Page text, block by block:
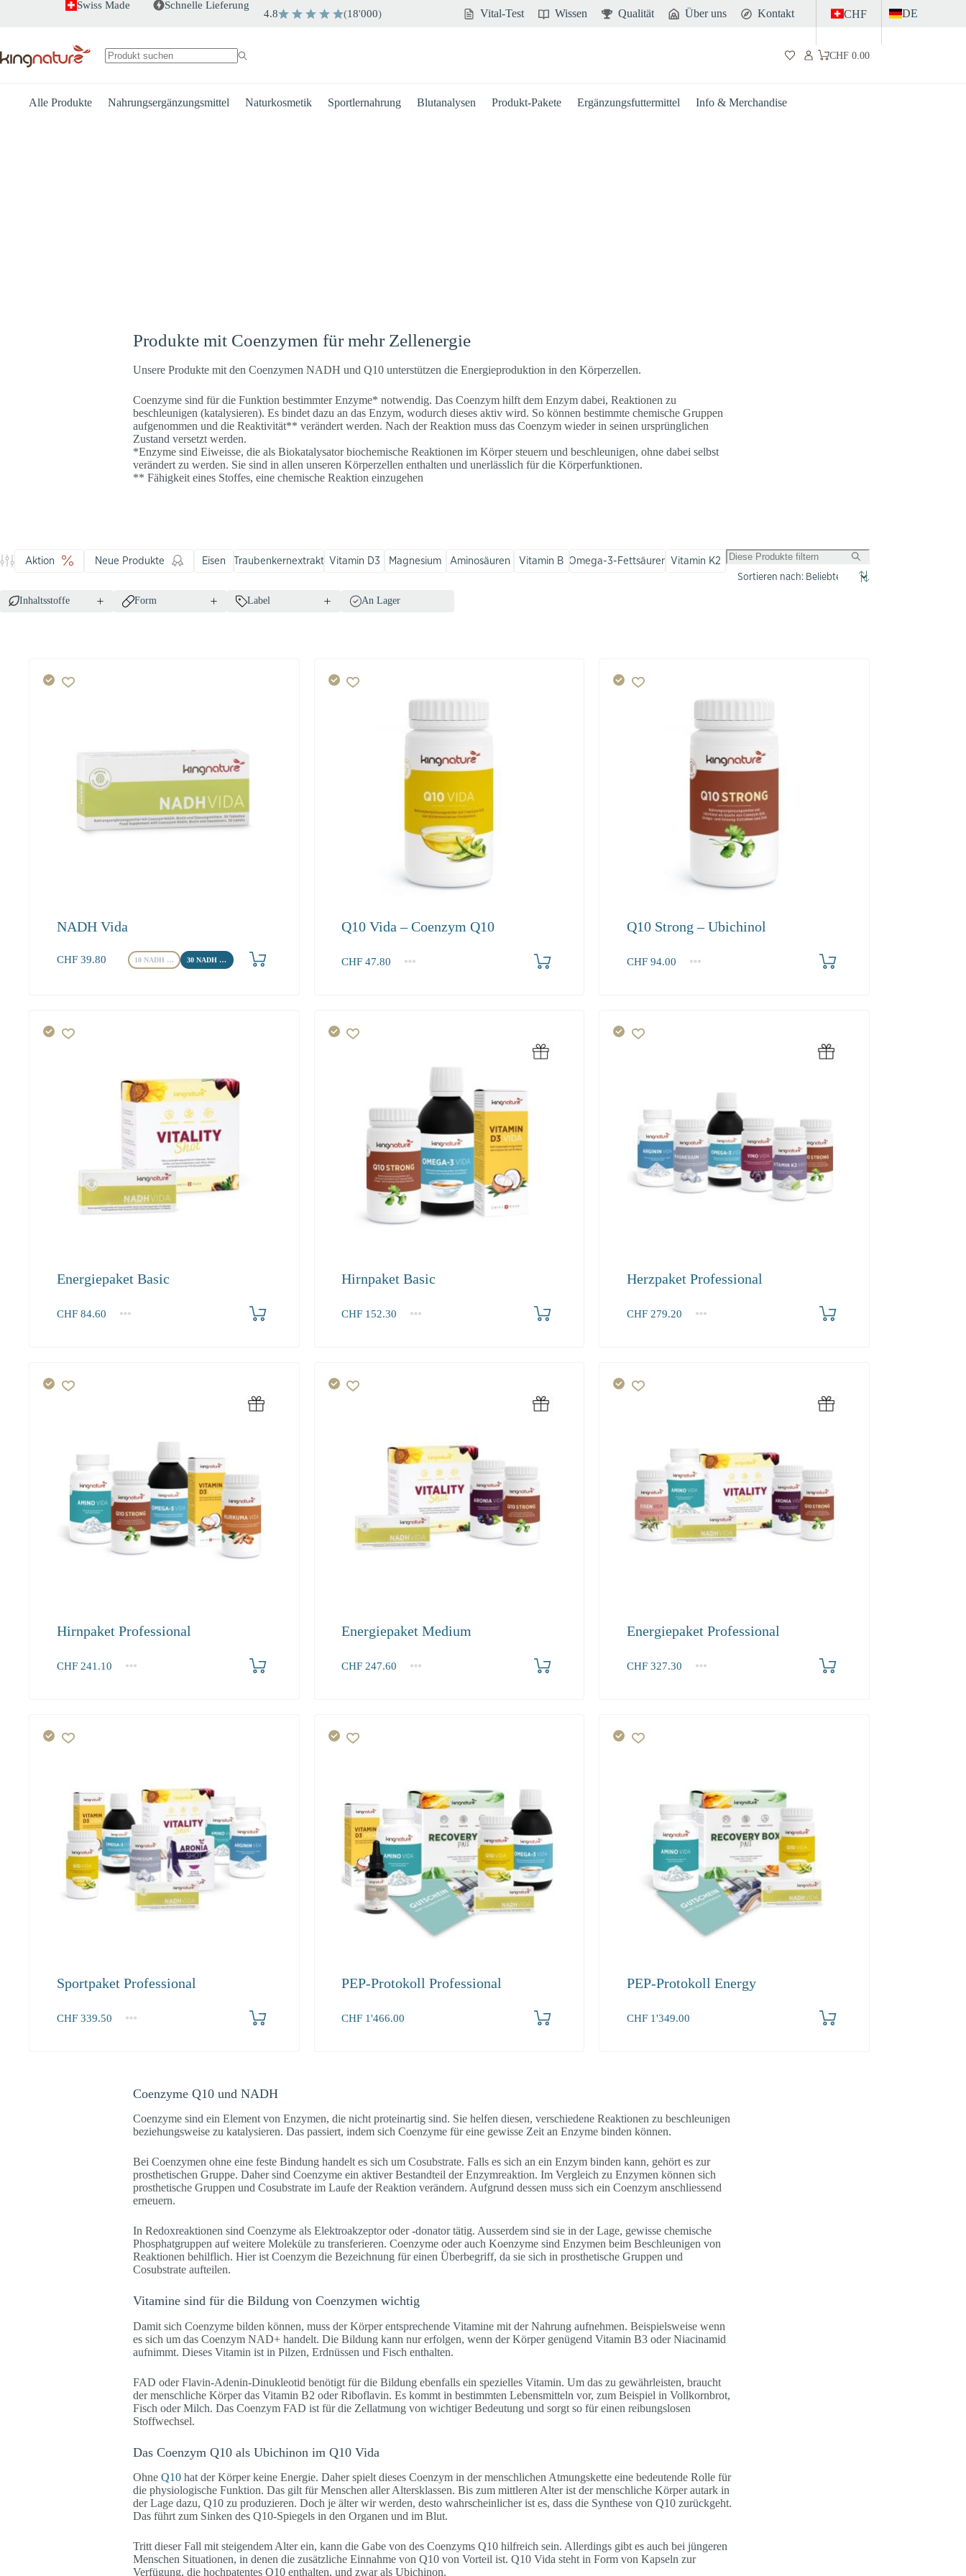
Swiss Made Schnelle Lieferung
4.8 (18'000) Vital-Test Wissen Qualität Über uns Kontakt CHF DE
Warenkorb
CHF0.00
Alle Produkte Nahrungsergänzungsmittel Naturkosmetik Sportlernahrung Blutanalysen Produkt-Pakete Ergänzungsfuttermittel Info & Merchandise
Produkte mit Coenzymen für mehr Zellenergie
Unsere Produkte mit den Coenzymen NADH und Q10 unterstützen die Energieproduktion in den Körperzellen.
Coenzyme sind für die Funktion bestimmter Enzyme* notwendig. Das Coenzym hilft dem Enzym dabei, Reaktionen zu
beschleunigen (katalysieren). Es bindet dazu an das Enzym, wodurch dieses aktiv wird. So können bestimmte chemische Gruppen
aufgenommen und die Reaktivität** verändert werden. Nach der Reaktion muss das Coenzym wieder in seinen ursprünglichen
Zustand versetzt werden.
*Enzyme sind Eiweisse, die als Biokatalysator biochemische Reaktionen im Körper steuern und beschleunigen, ohne dabei selbst
verändert zu werden. Sie sind in allen unseren Körperzellen enthalten und unerlässlich für die Körperfunktionen.
** Fähigkeit eines Stoffes, eine chemische Reaktion einzugehen
Aktion Neue Produkte Eisen Traubenkernextrakt Vitamin D3 Magnesium Aminosäuren Vitamin B Omega-3-Fettsäuren Vitamin K2
Inhaltsstoffe Form Label An Lager
NADH Vida
CHF39.80 10 NADH Tabletten 30 NADH Tabletten
Q10 Vida – Coenzym Q10
CHF 47.80
1 2-3
Produkt bestellen
Q10 Strong – Ubichinol
CHF94.00
1 2-3
Energiepaket Basic
CHF84.60
1+
Hirnpaket Basic
CHF 152.30
1+
Herzpaket Professional
CHF279.20
1+
Hirnpaket Professional
CHF241.10
1+
Energiepaket Medium
CHF 247.60
1+
Energiepaket Professional
CHF327.30
1+
Sportpaket Professional
CHF339.50
1+
PEP-Protokoll Professional
CHF 1'466.00
PEP-Protokoll Energy
CHF1'349.00
Coenzyme Q10 und NADH
Coenzyme sind ein Element von Enzymen, die nicht proteinartig sind. Sie helfen diesen, verschiedene Reaktionen zu beschleunigen
beziehungsweise zu katalysieren. Das passiert, indem sich Coenzyme für eine gewisse Zeit an Enzyme binden können.
Bei Coenzymen ohne eine feste Bindung handelt es sich um Cosubstrate. Falls es sich an ein Enzym binden kann, gehört es zur
prosthetischen Gruppe. Daher sind Coenzyme ein aktiver Bestandteil der Enzymreaktion. Im Vergleich zu Enzymen können sich
prosthetische Gruppen und Cosubstrate im Laufe der Reaktion verändern. Aufgrund dessen muss sich ein Coenzym anschliessend
erneuern.
In Redoxreaktionen sind Coenzyme als Elektroakzeptor oder -donator tätig. Ausserdem sind sie in der Lage, gewisse chemische
Phosphatgruppen auf weitere Moleküle zu transferieren. Coenzyme oder auch Koenzyme sind Enzymen beim Beschleunigen von
Reaktionen behilflich. Hier ist Coenzym die Bezeichnung für einen Überbegriff, da sie sich in prosthetische Gruppen und
Cosubstrate aufteilen.
Vitamine sind für die Bildung von Coenzymen wichtig
Damit sich Coenzyme bilden können, muss der Körper entsprechende Vitamine mit der Nahrung aufnehmen. Beispielsweise wenn
es sich um das Coenzym NAD+ handelt. Die Bildung kann nur erfolgen, wenn der Körper genügend Vitamin B3 oder Niacinamid
aufnimmt. Dieses Vitamin ist in Pilzen, Erdnüssen und Fisch enthalten.
FAD oder Flavin-Adenin-Dinukleotid benötigt für die Bildung ebenfalls ein spezielles Vitamin. Um das zu gewährleisten, braucht
der menschliche Körper das Vitamin B2 oder Riboflavin. Es kommt in bestimmten Lebensmitteln vor, zum Beispiel in Vollkornbrot,
Fisch oder Milch. Das Coenzym FAD ist für die Zellatmung von wichtiger Bedeutung und sorgt so für einen reibungslosen
Stoffwechsel.
Das Coenzym Q10 als Ubichinon im Q10 Vida
Ohne Q10hat der Körper keine Energie. Daher spielt dieses Coenzym in der menschlichen Atmungskette eine bedeutende Rolle für
die physiologische Funktion. Das gilt für Menschen aller Altersklassen. Bis zum mittleren Alter ist der menschliche Körper autark in
der Lage dazu, Q10 zu produzieren. Doch je älter wir werden, desto wahrscheinlicher ist es, dass die Synthese von Q10 zurückgeht.
Das führt zum Sinken des Q10-Spiegels in den Organen und im Blut.
Tritt dieser Fall mit steigendem Alter ein, kann die Gabe von des Coenzyms Q10 hilfreich sein. Allerdings gibt es auch bei jüngeren
Menschen Situationen, in denen die zusätzliche Einnahme von Q10 von Vorteil ist. Q10 Vida steht in Form von Kapseln zur
Verfügung, die hochpatentes Q10 enthalten, und zwar als Ubichinon.